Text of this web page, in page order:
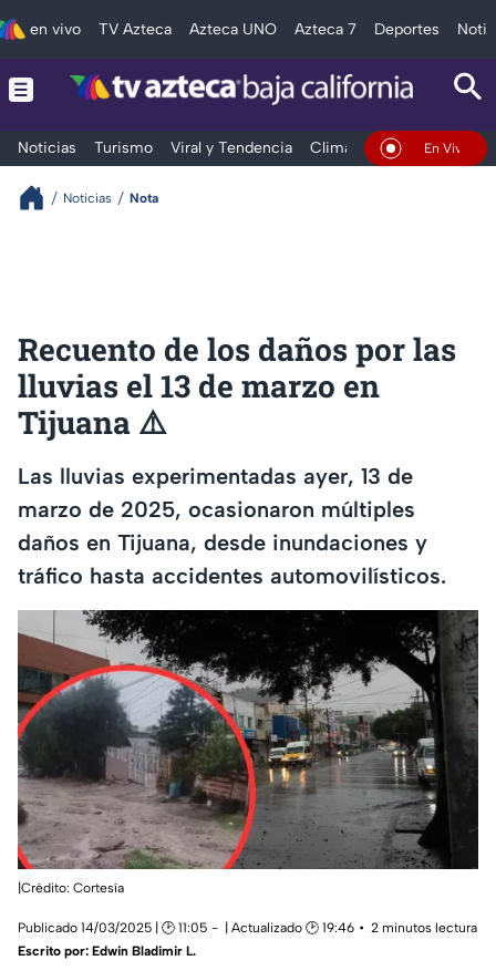
en vivo TV Azteca Azteca UNO Azteca 7 Deportes
Noticias Turismo Viral y Tendencia Clima Deportes
En Vivo
Noticias Nota
Recuento de los daños por las
lluvias el 13 de marzo en
Tijuana ⚠️
Las lluvias experimentadas ayer, 13 de
marzo de 2025, ocasionaron múltiples
daños en Tijuana, desde inundaciones y
tráfico hasta accidentes automovilísticos.
|Crédito: Cortesía
Publicado 14/03/2025 | 🕑 11:05 | Actualizado 🕑 19:46
2 minutos lectura
Escrito por: Edwin Bladimir L.